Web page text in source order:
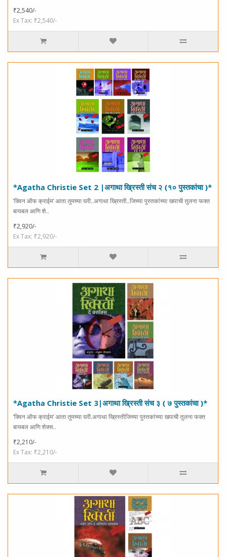
₹2,540/-
Ex Tax: ₹2,540/-
*Agatha Christie Set 2 |अगाथा ख्रिस्ती संच २ (१० पुस्तकांचा )*
‘क्विन ऑफ क्राईम’ आता तुमच्या घरी..अगाथा ख्रिस्ती..जिच्या पुस्तकांच्या खपाची तुलना फक्त
बायबल आणि शे..
₹2,920/-
Ex Tax: ₹2,920/-
*Agatha Christie Set 3|अगाथा ख्रिस्ती संच ३ ( ७ पुस्तकांचा )*
‘क्विन ऑफ क्राईम’ आता तुमच्या घरी.अगाथा ख्रिस्तीजिच्या पुस्तकांच्या खपाची तुलना फक्त
बायबल आणि शेक्स..
₹2,210/-
Ex Tax: ₹2,210/-